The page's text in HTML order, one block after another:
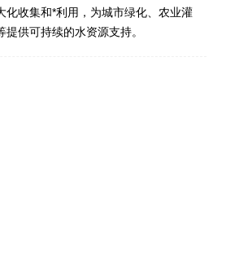
化收集和*利用，为城市绿化、农业灌
提供可持续的水资源支持。